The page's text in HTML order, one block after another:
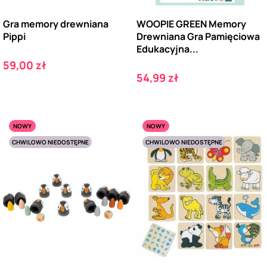
Gra memory drewniana
Pippi
Cena
59,00 zł
WOOPIE GREEN Memory
Drewniana Gra Pamięciowa
Edukacyjna...
Cena
54,99 zł
NOWY
CHWILOWO NIEDOSTĘPNE
NOWY
CHWILOWO NIEDOSTĘPNE